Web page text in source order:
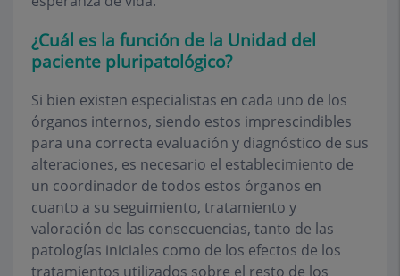
¿Cuál es la función de la Unidad del
paciente pluripatológico?
Si bien existen especialistas en cada uno de los
órganos internos, siendo estos imprescindibles
para una correcta evaluación y diagnóstico de sus
alteraciones, es necesario el establecimiento de
un coordinador de todos estos órganos en
cuanto a su seguimiento, tratamiento y
valoración de las consecuencias, tanto de las
patologías iniciales como de los efectos de los
tratamientos utilizados sobre el resto de los